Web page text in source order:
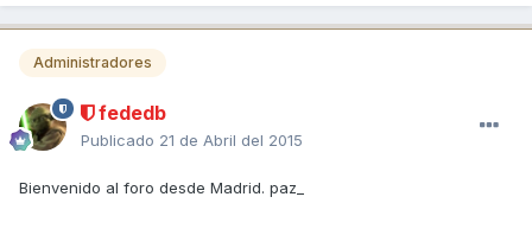
Administradores
fededb
Publicado 21 de Abril del 2015
Bienvenido al foro desde Madrid. paz_